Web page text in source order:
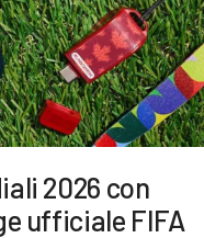
2026 con
ufficiale FIFA